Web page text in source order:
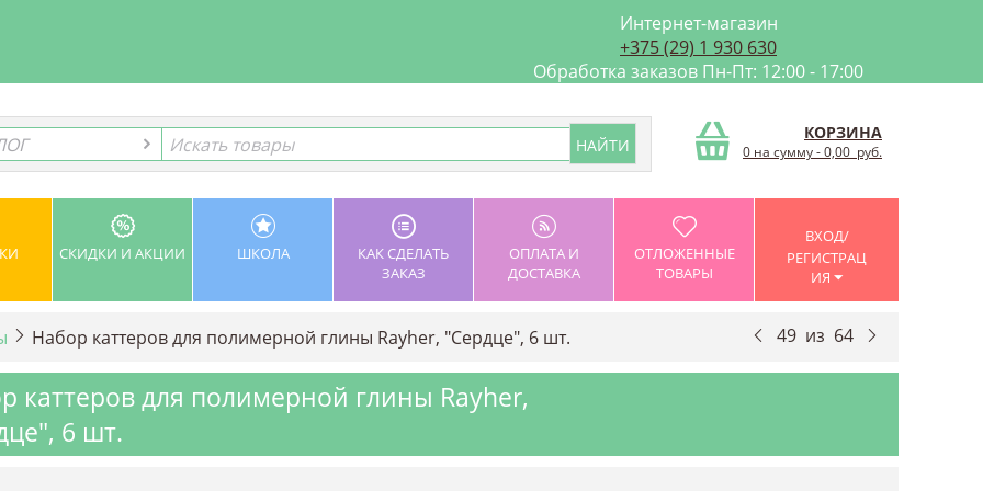
Интернет-магазин
+375 (29) 1 930 630
Обработка заказов Пн-Пт: 12:00 - 17:00
КОРЗИНА
0 на сумму-0,00 руб.
СКИДКИ И АКЦИИ ШКОЛА
КАК СДЕЛАТЬ
ЗАКАЗ
ОПЛАТА И
ДОСТАВКА
ОТЛОЖЕННЫЕ
ТОВАРЫ
ВХОД/
РЕГИСТРАЦ
ИЯ
Набор каттеров для полимерной глины Rayher, "Сердце", 6 шт. 49 из 64
каттеров для полимерной глины Rayher,
6 шт.